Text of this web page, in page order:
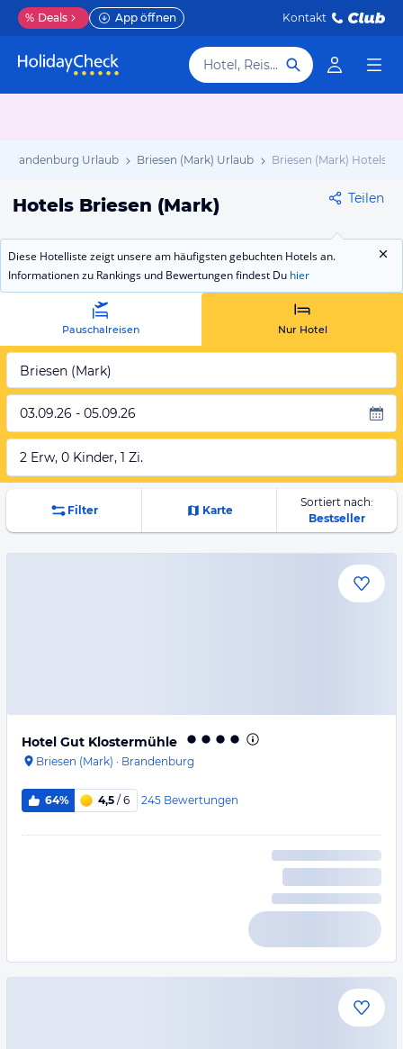
% Deals App öffnen Kontakt
Hotel, Reiseziel
Brandenburg Urlaub Briesen (Mark) Urlaub Briesen (Mark) Hotels
Hotels Briesen (Mark) Teilen
Diese Hotelliste zeigt unsere am häufigsten gebuchten Hotels an.
Informationen zu Rankings und Bewertungen findest Du hier
Pauschalreisen Nur Hotel
Briesen (Mark)
03.09.26 - 05.09.26
2 Erw, 0 Kinder, 1 Zi.
Filter Karte
Sortiert nach:
Bestseller
Hotel Gut Klostermühle
Briesen (Mark) · Brandenburg
64% 4,5 / 6 245 Bewertungen